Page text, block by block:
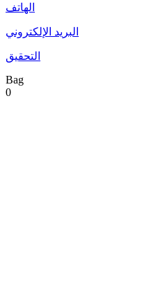
الهاتف
البريد الإلكتروني
التحقيق
Bag
0